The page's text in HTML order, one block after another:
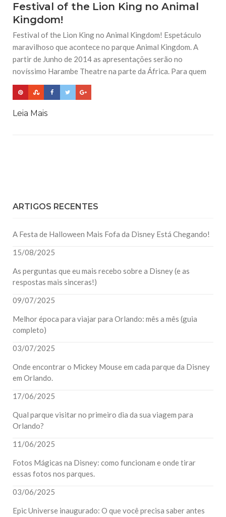
Festival of the Lion King no Animal
Kingdom!
Festival of the Lion King no Animal Kingdom! Espetáculo
maravilhoso que acontece no parque Animal Kingdom. A
partir de Junho de 2014 as apresentações serão no
novíssimo Harambe Theatre na parte da África. Para quem
Leia Mais
ARTIGOS RECENTES
A Festa de Halloween Mais Fofa da Disney Está Chegando!
15/08/2025
As perguntas que eu mais recebo sobre a Disney (e as
respostas mais sinceras!)
09/07/2025
Melhor época para viajar para Orlando: mês a mês (guia
completo)
03/07/2025
Onde encontrar o Mickey Mouse em cada parque da Disney
em Orlando.
17/06/2025
Qual parque visitar no primeiro dia da sua viagem para
Orlando?
11/06/2025
Fotos Mágicas na Disney: como funcionam e onde tirar
essas fotos nos parques.
03/06/2025
Epic Universe inaugurado: O que você precisa saber antes